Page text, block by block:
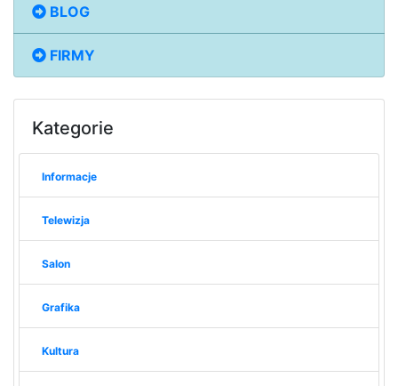
BLOG
FIRMY
Kategorie
Informacje
Telewizja
Salon
Grafika
Kultura